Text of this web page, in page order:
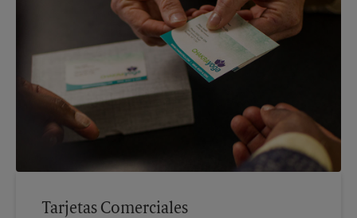
Tarjetas Comerciales